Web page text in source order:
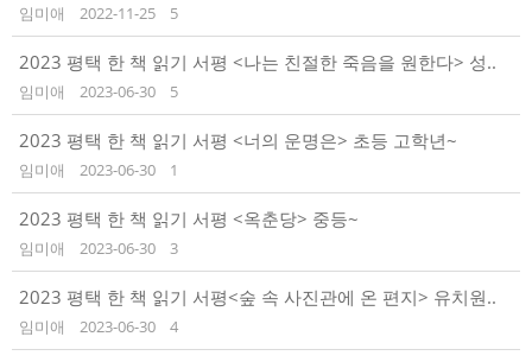
임미애 2022-11-25 5
2023 평택 한 책 읽기 서평 <나는 친절한 죽음을 원한다> 성..
임미애 2023-06-30 5
2023 평택 한 책 읽기 서평 <너의 운명은> 초등 고학년~
임미애 2023-06-30 1
2023 평택 한 책 읽기 서평 <옥춘당> 중등~
임미애 2023-06-30 3
2023 평택 한 책 읽기 서평<숲 속 사진관에 온 편지> 유치원..
임미애 2023-06-30 4